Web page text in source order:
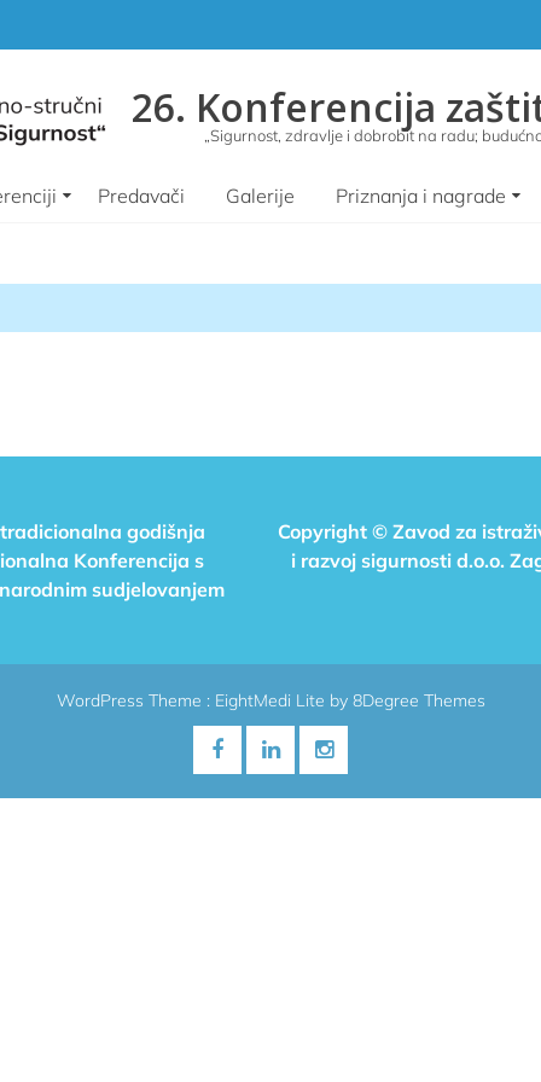
26. Konferencija
„Sigurnost, zdravlje i dobrobit na radu;
Predavači Galerije Priznanja i nagrade
godišnja
Konferencija s
sudjelovanjem
Copyright © Zavod za
i razvoj sigurnosti d.o.o.
WordPress Theme : EightMedi Lite by 8Degree Themes